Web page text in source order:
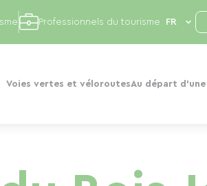
Voies vertes et véloroutesAu départ
Professionnels du tourisme